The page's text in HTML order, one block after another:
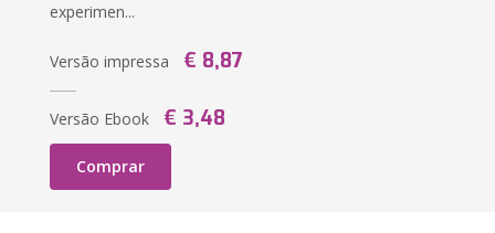
experimen...
Versão impressa € 8,87
Versão Ebook € 3,48
Comprar